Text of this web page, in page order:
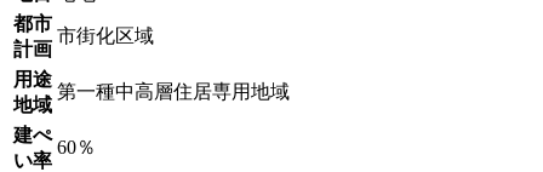
都市
計画
市街化区域
用途
地域
第一種中高層住居専用地域
建ぺ
い率
60％